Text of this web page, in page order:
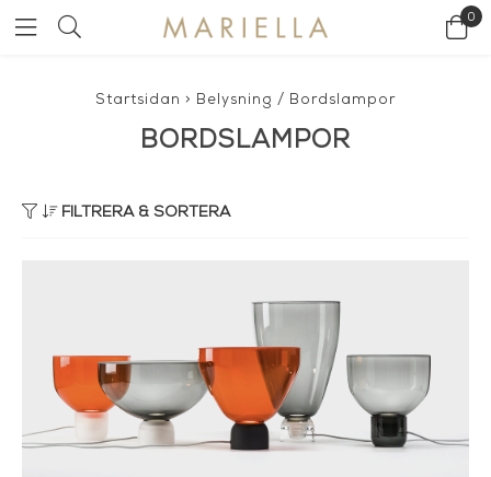
0
Startsidan > Belysning / Bordslampor
BORDSLAMPOR
FILTRERA & SORTERA